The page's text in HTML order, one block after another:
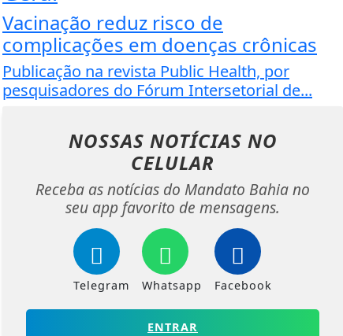
Vacinação reduz risco de
complicações em doenças crônicas
Publicação na revista Public Health, por
pesquisadores do Fórum Intersetorial de...
NOSSAS NOTÍCIAS NO
CELULAR
Receba as notícias do Mandato Bahia no
seu app favorito de mensagens.
Telegram Whatsapp Facebook
ENTRAR